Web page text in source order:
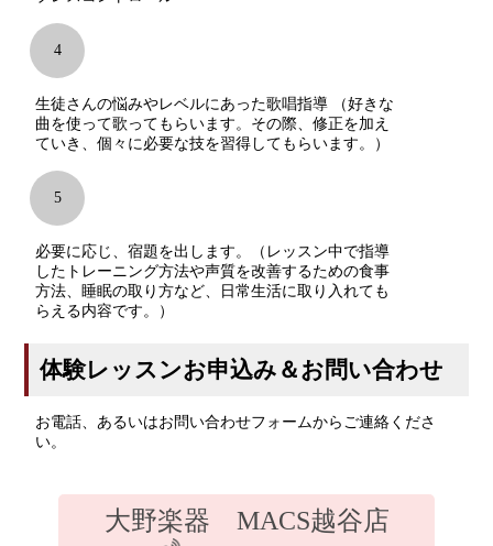
4
生徒さんの悩みやレベルにあった歌唱指導 （好きな
曲を使って歌ってもらいます。その際、修正を加え
ていき、個々に必要な技を習得してもらいます。）
5
必要に応じ、宿題を出します。（レッスン中で指導
したトレーニング方法や声質を改善するための食事
方法、睡眠の取り方など、日常生活に取り入れても
らえる内容です。）
体験レッスンお申込み＆お問い合わせ
お電話、あるいはお問い合わせフォームからご連絡くださ
い。
大野楽器 MACS越谷店